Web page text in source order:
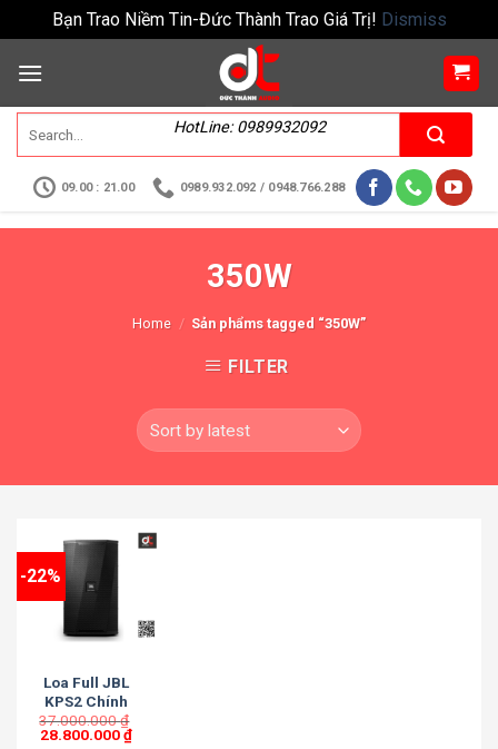
Bạn Trao Niềm Tin-Đức Thành Trao Giá Trị! Dismiss
HotLine: 0989932092
09.00 : 21.00 0989.932.092 / 0948.766.288
350W
Home / Sản phẩms tagged “350W”
FILTER
-22%
Loa Full JBL
KPS2 Chính
Hãng,Bass
30,350W
37.000.000₫
28.800.000₫